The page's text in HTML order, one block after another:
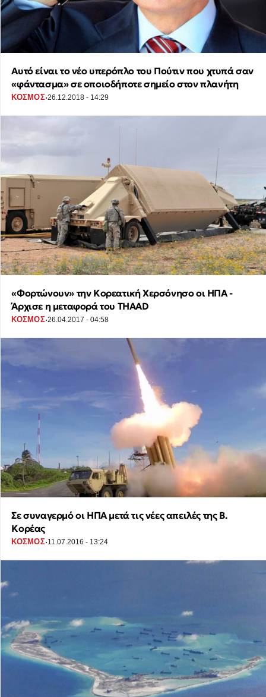
Αυτό είναι το νέο υπερόπλο του Πούτιν που χτυπά σαν
«φάντασμα» σε οποιοδήποτε σημείο στον πλανήτη
ΚΟΣΜΟΣ·26.12.2018 - 14:29
«Φορτώνουν» την Κορεατική Χερσόνησο οι ΗΠΑ -
Άρχισε η μεταφορά του THAAD
ΚΟΣΜΟΣ·26.04.2017 - 04:58
Σε συναγερμό οι ΗΠΑ μετά τις νέες απειλές της Β.
Κορέας
ΚΟΣΜΟΣ·11.07.2016 - 13:24